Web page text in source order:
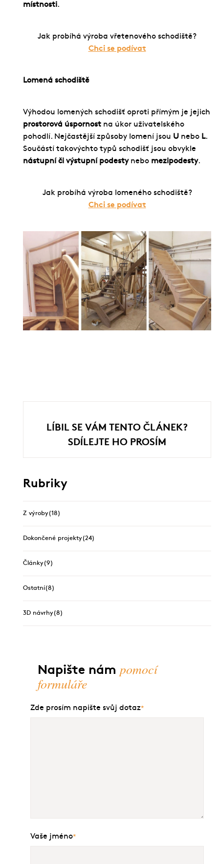
místnosti.
Jak probíhá výroba vřetenového schodiště?
Chci se podívat
Lomená schodiště
Výhodou lomených schodišť oproti přímým je jejich
prostorová úspornost na úkor uživatelského
pohodlí. Nejčastější způsoby lomení jsou U nebo L.
Součástí takovýchto typů schodišť jsou obvykle
nástupní či výstupní podestynebo mezipodesty.
Jak probíhá výroba lomeného schodiště?
Chci se podívat
LÍBIL SE VÁM TENTO ČLÁNEK?
SDÍLEJTE HO PROSÍM
Rubriky
Z výroby(18)
Dokončené projekty(24)
Články(9)
Ostatní(8)
3D návrhy(8)
Napište nám pomocí
formuláře
Zde prosím napište svůj dotaz*
Vaše jméno*